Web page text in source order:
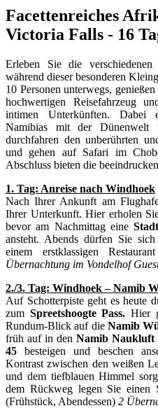
Facettenreiches
Victoria Falls - 16
Erleben Sie die
während dieser besonderen
10 Personen unterwegs,
hochwertigen Reisefahrzeug
intimen Unterkünften. Dabei
Namibias mit der Dünenwelt
durchfahren den unberührten
und gehen auf Safari im
Abschluss bieten die
1. Tag: Anreise nach Windhoek
Nach Ihrer Ankunft am
Ihrer Unterkunft. Hier erholen
bevor am Nachmittag eine
ansteht. Abends dürfen Sie
einem erstklassigen
Übernachtung im Vondelhof
2./3. Tag: Windhoek – Namib
Auf Schotterpiste geht es heute
zum Spreetshoogte Pass. Hier
Rundum-Blick auf die Namib
früh auf in den Namib Naukluft
45 besteigen und beschen
Kontrast zwischen den weißen
und dem tiefblauen Himmel
dem Rückweg legen Sie
(Frühstück, Abendessen) 2